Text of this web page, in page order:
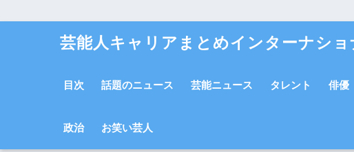
芸能人キャリアまとめインターナショ
目次 話題のニュース 芸能ニュース タレント 俳優
政治 お笑い芸人